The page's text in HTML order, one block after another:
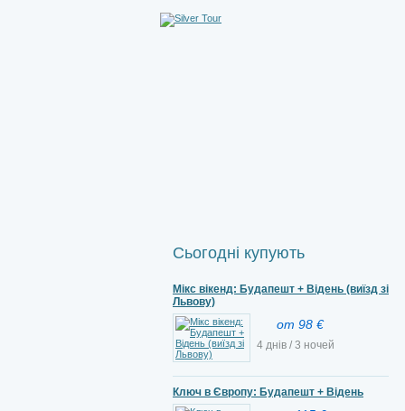
Сьогодні купують
Мікс вікенд: Будапешт + Відень (виїзд зі
Львову)
от 98 €
4 днів / 3 ночей
Ключ в Європу: Будапешт + Відень